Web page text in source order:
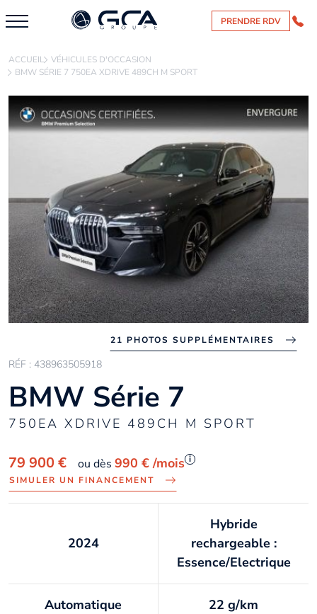
PRENDRE RDV
ACCUEIL VÉHICULES D'OCCASION
BMW SÉRIE 7 750EA XDRIVE 489CH M SPORT
21 PHOTOS SUPPLÉMENTAIRES
RÉF : 438963505918
BMW Série 7
750EA XDRIVE 489CH M SPORT
79 900 € ou dès 990 € /mois i
SIMULER UN FINANCEMENT
2024
Hybride
rechargeable :
Essence/Electrique
Automatique 22 g/km